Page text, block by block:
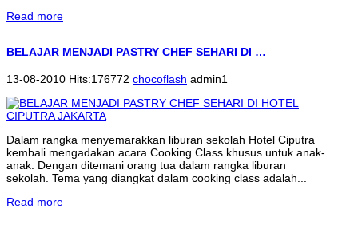
Read more
BELAJAR MENJADI PASTRY CHEF SEHARI DI …
13-08-2010 Hits:176772 chocoflash admin1
Dalam rangka menyemarakkan liburan sekolah Hotel Ciputra
kembali mengadakan acara Cooking Class khusus untuk anak-
anak. Dengan ditemani orang tua dalam rangka liburan
sekolah. Tema yang diangkat dalam cooking class adalah...
Read more